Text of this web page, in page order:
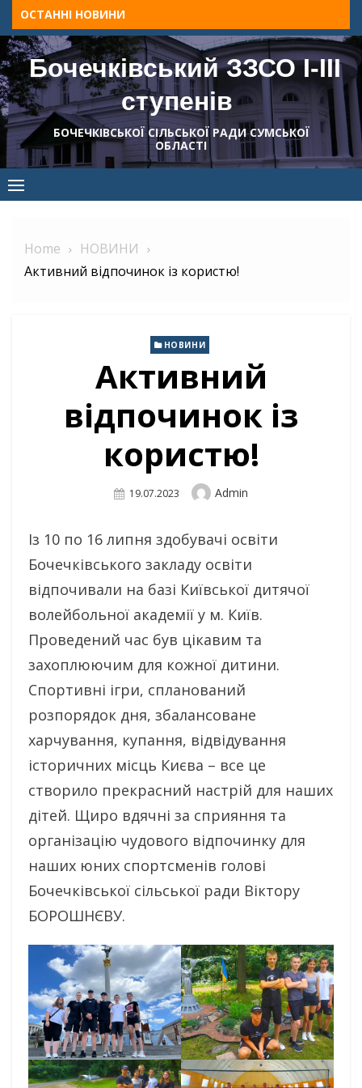
Skip
to
content
ОСТАННІ НОВИНИ
Бочечківський ЗЗСО І-ІІІ
ступенів
БОЧЕЧКІВСЬКОЇ СІЛЬСЬКОЇ РАДИ СУМСЬКОЇ
ОБЛАСТІ
Home
НОВИНИ
Активний відпочинок із користю!
НОВИНИ
Активний
відпочинок із
користю!
Posted
19.07.2023 Author
Admin
Із 10 по 16 липня здобувачі освіти
Бочечківського закладу освіти
відпочивали на базі Київської дитячої
волейбольної академії у м. Київ.
Проведений час був цікавим та
захоплюючим для кожної дитини.
Спортивні ігри, спланований
розпорядок дня, збалансоване
харчування, купання, відвідування
історичних місць Києва – все це
створило прекрасний настрій для наших
дітей. Щиро вдячні за сприяння та
організацію чудового відпочинку для
наших юних спортсменів голові
Бочечківської сільської ради Віктору
БОРОШНЄВУ.